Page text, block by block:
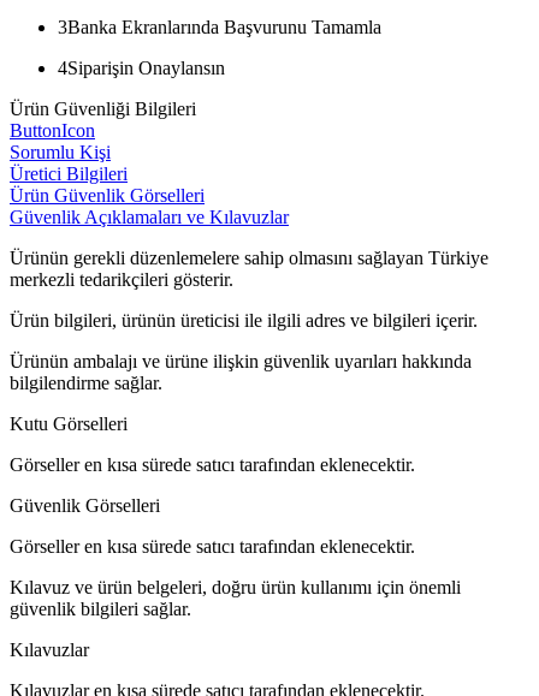
3Banka Ekranlarında Başvurunu Tamamla
4Siparişin Onaylansın
Ürün Güvenliği Bilgileri
ButtonIcon
Sorumlu Kişi
Üretici Bilgileri
Ürün Güvenlik Görselleri
Güvenlik Açıklamaları ve Kılavuzlar
Ürünün gerekli düzenlemelere sahip olmasını sağlayan Türkiye
merkezli tedarikçileri gösterir.
Ürün bilgileri, ürünün üreticisi ile ilgili adres ve bilgileri içerir.
Ürünün ambalajı ve ürüne ilişkin güvenlik uyarıları hakkında
bilgilendirme sağlar.
Kutu Görselleri
Görseller en kısa sürede satıcı tarafından eklenecektir.
Güvenlik Görselleri
Görseller en kısa sürede satıcı tarafından eklenecektir.
Kılavuz ve ürün belgeleri, doğru ürün kullanımı için önemli
güvenlik bilgileri sağlar.
Kılavuzlar
Kılavuzlar en kısa sürede satıcı tarafından eklenecektir.